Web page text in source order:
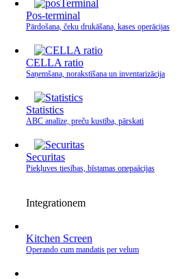
Pos-terminal
Pārdošana, čeku drukāšana, kases operācijas
CELLA ratio
Saņemšana, norakstīšana un inventarizācija
Statistics
ABC analīze, preču kustība, pārskati
Securitas
Piekļuves tiesības, bīstamas операācijas
Integrationem
Kitchen Screen
Operando cum mandatis per velum